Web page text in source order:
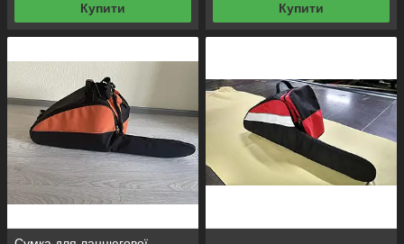
Купити Купити